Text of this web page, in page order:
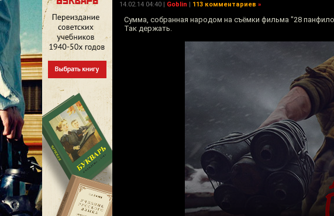
14.02.14 04:40 | Goblin | 113 комментариев »
Сумма, собранная народом на съёмки фильма "28
Так держать.